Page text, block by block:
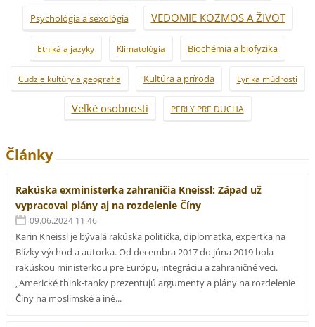
Psychológia a sexológia VEDOMIE KOZMOS A ŽIVOT
Etniká a jazyky Klimatológia Biochémia a biofyzika
Cudzie kultúry a geografia Kultúra a príroda Lyrika múdrosti
Veľké osobnosti PERLY PRE DUCHA
Články
Rakúska exministerka zahraničia Kneissl: Západ už
vypracoval plány aj na rozdelenie Číny
09.06.2024 11:46
Karin Kneissl je bývalá rakúska politička, diplomatka, expertka na
Blízky východ a autorka. Od decembra 2017 do júna 2019 bola
rakúskou ministerkou pre Európu, integráciu a zahraničné veci.
„Americké think-tanky prezentujú argumenty a plány na rozdelenie
Číny na moslimské a iné...